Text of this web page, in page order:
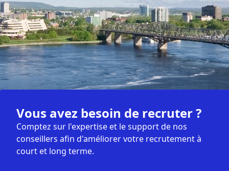
Vous avez besoin de recruter ?
Comptez sur l'expertise et le support de nos
conseillers afin d'améliorer votre recrutement à
court et long terme.